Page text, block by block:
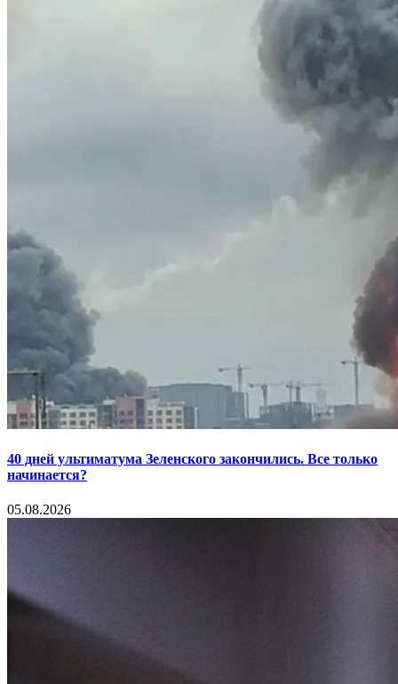
40 дней ультиматума Зеленского закончились. Все только
начинается?
05.08.2026